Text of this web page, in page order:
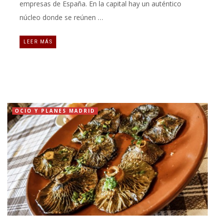
empresas de España. En la capital hay un auténtico
núcleo donde se reúnen …
LEER MÁS
OCIO Y PLANES MADRID